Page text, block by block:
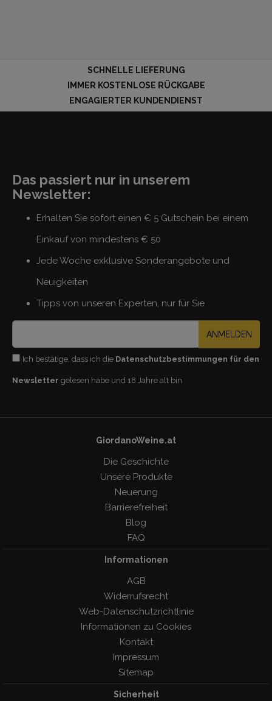
SCHNELLE LIEFERUNG
IMMER KOSTENLOSE RÜCKGABE
ENGAGIERTER KUNDENDIENST
Das passiert nur in unserem
Newsletter:
Erhalten Sie sofort einen € 5 Gutschein bei einem
Einkauf von mindestens € 50
Jede Woche exklusive Sonderangebote und
Neuigkeiten
Tipps von unseren Experten, nur für Sie
ANMELDEN
Ich bestätige, dass ich die Datenschutzbestimmungen für den
Newsletter gelesen habe und 18 Jahre alt bin
GiordanoWeine.at
Die Geschichte
Unsere Produkte
Neuerung
Barrierefreiheit
Blog
FAQ
Informationen
AGB
Widerrufsrecht
Web-Datenschutzrichtlinie
Informationen zu Cookies
Kontakt
Impressum
Sitemap
Sicherheit